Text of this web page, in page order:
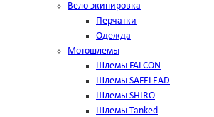
Вело экипировка
Перчатки
Одежда
Мотошлемы
Шлемы FALCON
Шлемы SAFELEAD
Шлемы SHIRO
Шлемы Tanked